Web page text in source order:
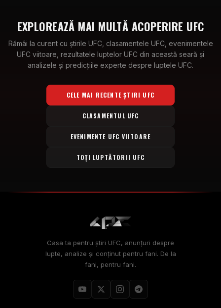
EXPLOREAZĂ MAI MULTĂ ACOPERIRE UFC
Rămâi la curent cu știrile UFC, clasamentele UFC, evenimentele
UFC viitoare, rezultatele luptelor UFC din această seară și
analizele și predicțiile experte despre luptele UFC.
CELE MAI RECENTE ȘTIRI UFC
CLASAMENTUL UFC
EVENIMENTE UFC VIITOARE
TOȚI LUPTĂTORII UFC
Casa ta pentru știri UFC, anunțuri despre
lupte, analize și conținut pentru fani. De la
fani, pentru fani.